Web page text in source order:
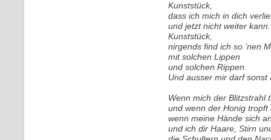
Kunststück,
dass ich mich in dich
und jetzt nicht weiter
Kunststück,
nirgends find ich so 'nen
mit solchen Lippen
und solchen Rippen.
Und ausser mir darf sonst
Wenn mich der Blitzstrahl
und wenn der Honig
wenn meine Hände sich
und ich dir Haare, Stirn